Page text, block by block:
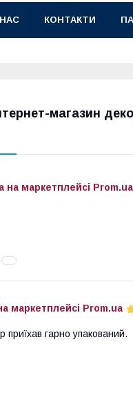
КОНТАКТИ
магазин
на маркетплейсі Prom.ua
маркетплейсі Prom.ua
приїхав гарно упакований.